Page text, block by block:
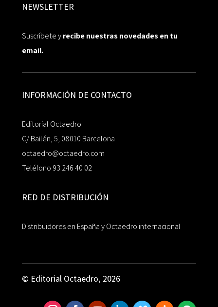
NEWSLETTER
Suscríbete yrecibe nuestras novedades en tu
email.
INFORMACIÓN DE CONTACTO
Editorial Octaedro
C/ Bailén, 5, 08010 Barcelona
octaedro@octaedro.com
Teléfono 93 246 40 02
RED DE DISTRIBUCIÓN
Distribuidores en España y Octaedro internacional
© Editorial Octaedro, 2026